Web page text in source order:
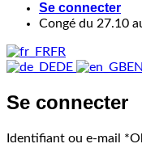
Se connecter
Congé du 27.10
FR
DE
EN
Se connecter
Identifiant ou e-mail *